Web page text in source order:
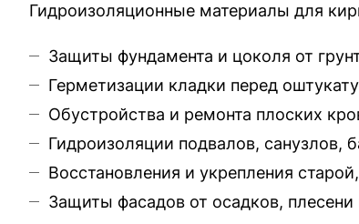
Гидроизоляционные материалы для
Защиты фундамента и цоколя от
Герметизации кладки перед
Обустройства и ремонта плоских
Гидроизоляции подвалов, санузлов,
Восстановления и укрепления
Защиты фасадов от осадков, плесени